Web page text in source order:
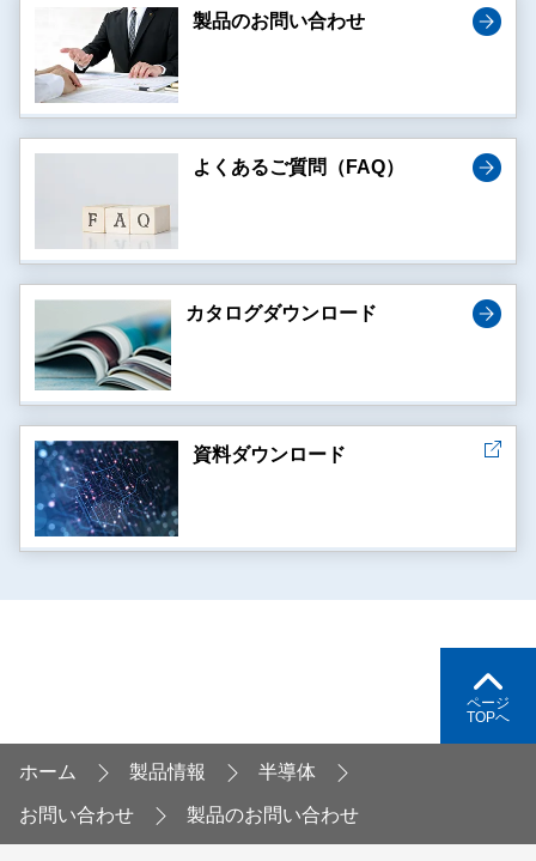
製品のお問い合わせ
よくあるご質問（FAQ）
カタログダウンロード
資料ダウンロード
ページ
TOPへ
ホーム 製品情報 半導体
お問い合わせ 製品のお問い合わせ